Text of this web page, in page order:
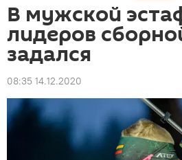
В мужской
лидеров
задался
08:35 14.12.2020